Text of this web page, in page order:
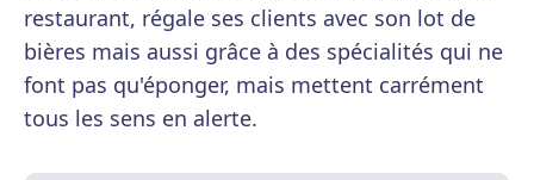
restaurant, régale ses clients avec son lot de
bières mais aussi grâce à des spécialités qui ne
font pas qu'éponger, mais mettent carrément
tous les sens en alerte.